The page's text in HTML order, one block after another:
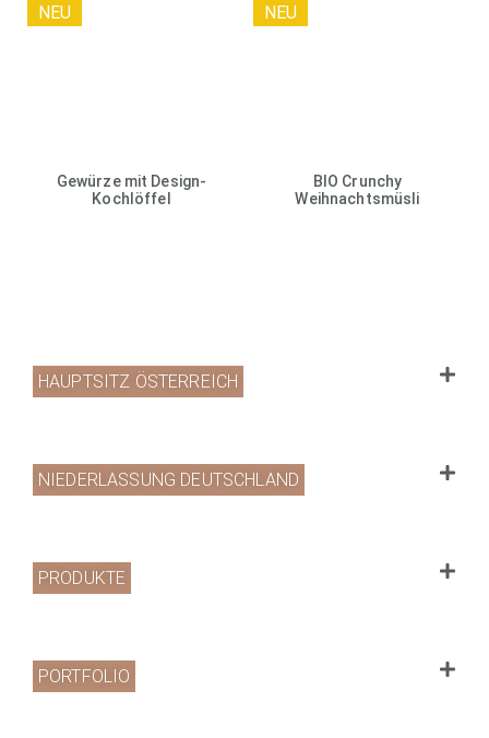
Gewürze mit Design-
Kochlöffel
NEU
BIO Crunchy
Weihnachtsmüsli
NEU
HAUPTSITZ ÖSTERREICH
NIEDERLASSUNG DEUTSCHLAND
PRODUKTE
PORTFOLIO